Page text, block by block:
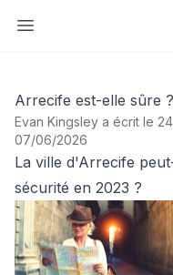
Ouvrir la barre latérale
Arrecife est-elle sûre ?
Evan Kingsley a écrit le
07/06/2026
La ville d'Arrecife
sécurité en 2023 ?